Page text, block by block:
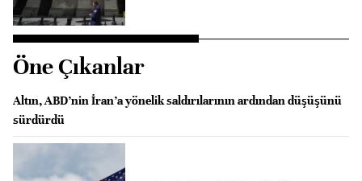
Öne Çıkanlar
Altın, ABD’nin İran’a yönelik saldırılarının ardından düşüşünü
sürdürdü